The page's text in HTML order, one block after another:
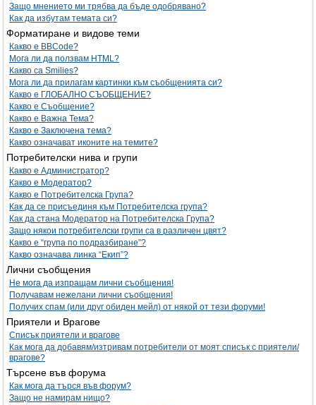
Защо мнението ми трябва да бъде одобрявано?
Как да избутам темата си?
Форматиране и видове теми
Какво е BBCode?
Мога ли да ползвам HTML?
Какво са Smilies?
Мога ли да прилагам картинки към съобщенията си?
Какво е ГЛОБАЛНО СЪОБЩЕНИЕ?
Какво е Съобщение?
Какво е Важна Тема?
Какво е Заключена тема?
Какво означават иконите на темите?
Потребителски нива и групи
Какво е Администратор?
Какво е Модератор?
Какво е Потребителска Група?
Как да се присъединя към Потребителска група?
Как да стана Модератор на Потребителска Група?
Защо някои потребителски групи са в различен цвят?
Какво е “група по подразбиране”?
Какво означава линка “Екип”?
Лични съобщения
Не мога да изпращам лични съобщения!
Получавам нежелани лични съобщения!
Получих спам (или друг обиден мейл) от някой от тези форуми!
Приятели и Врагове
Списък приятели и врагове
Как мога да добавям/изтривам потребители от моят списък с приятели/
врагове?
Търсене във форума
Как мога да търся във форум?
Защо не намирам нищо?